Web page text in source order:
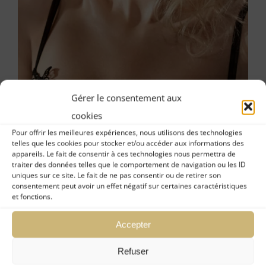
Gérer le consentement aux
cookies
Pour offrir les meilleures expériences, nous utilisons des technologies
telles que les cookies pour stocker et/ou accéder aux informations des
appareils. Le fait de consentir à ces technologies nous permettra de
traiter des données telles que le comportement de navigation ou les ID
uniques sur ce site. Le fait de ne pas consentir ou de retirer son
consentement peut avoir un effet négatif sur certaines caractéristiques
et fonctions.
Accepter
Refuser
Soutien-gorge Corbeille en Broderie
JOY